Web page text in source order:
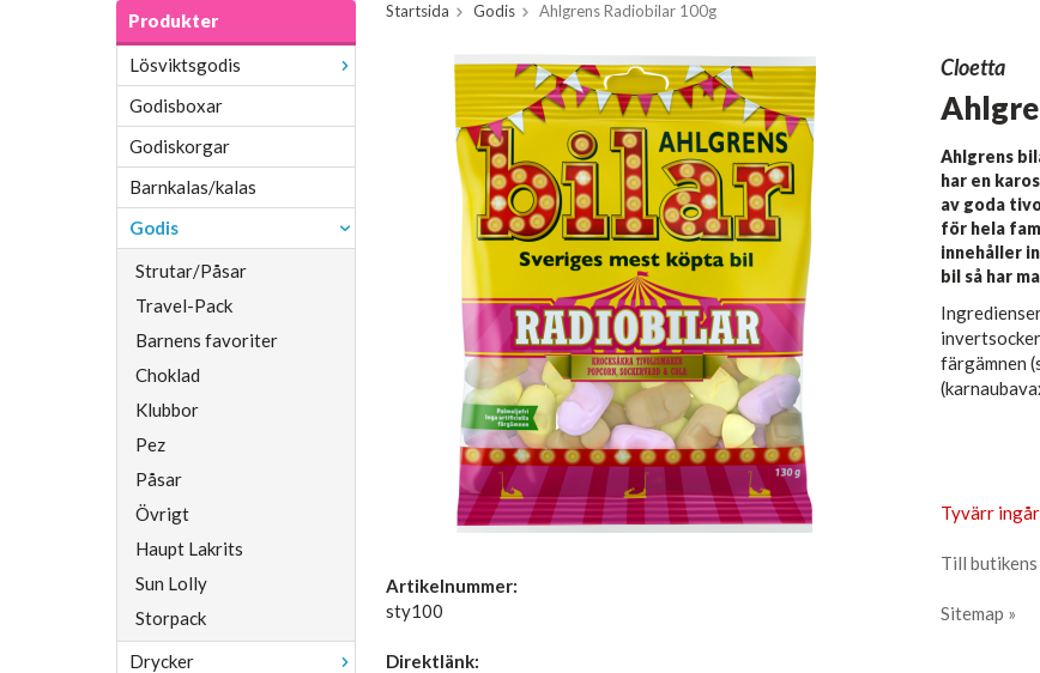
Produkter
Lösviktsgodis
Godisboxar
Godiskorgar
Barnkalas/kalas
Godis
Strutar/Påsar
Travel-Pack
Barnens favoriter
Choklad
Klubbor
Pez
Påsar
Övrigt
Haupt Lakrits
Sun Lolly
Storpack
Drycker
Startsida Godis Ahlgrens Radiobilar 100g
Cloetta
Ahlgrens
har en
av goda
för hela
innehåller
bil så har
färgämnen
Tyvärr
Till
Sitemap »
Artikelnummer:
sty100
Direktlänk: